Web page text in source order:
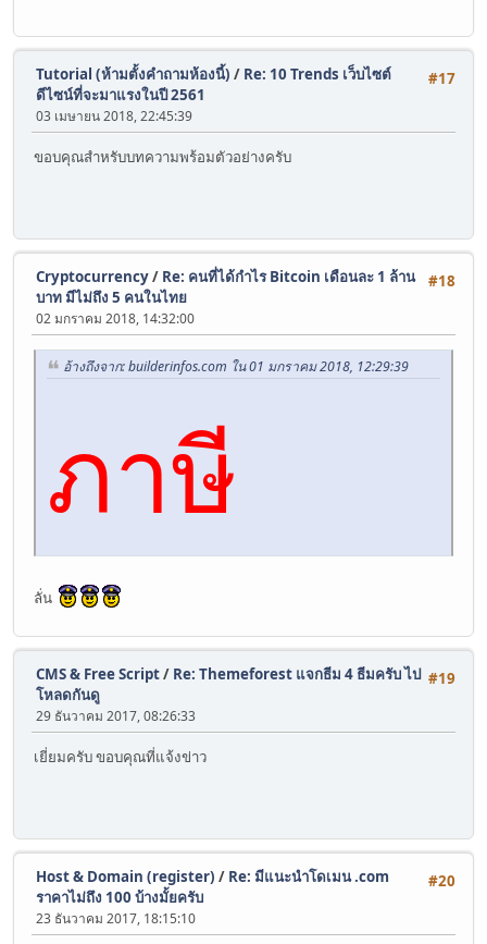
#17
Tutorial (ห้ามตั้งคำถามห้องนี้) / Re: 10 Trends เว็บไซต์
ดีไซน์ที่จะมาแรงในปี 2561
03 เมษายน 2018, 22:45:39
ขอบคุณสำหรับบทความพร้อมตัวอย่างครับ
#18
Cryptocurrency/ Re: คนที่ได้กำไร Bitcoin เดือนละ 1 ล้าน
บาท มีไม่ถึง 5 คนในไทย
02 มกราคม 2018, 14:32:00
อ้างถึงจาก: builderinfos.com ใน 01 มกราคม 2018, 12:29:39
ภาษี
ลั่น
#19
CMS & Free Script/ Re: Themeforest แจกธีม 4 ธีมครับ ไป
โหลดกันดู
29 ธันวาคม 2017, 08:26:33
เยี่ยมครับ ขอบคุณที่แจ้งข่าว
#20
Host & Domain (register) / Re: มีแนะนำโดเมน .com
ราคาไม่ถึง 100 บ้างมั้ยครับ
23 ธันวาคม 2017, 18:15:10